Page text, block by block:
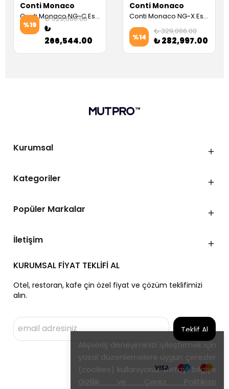
Alışveriş deneyiminizi iyileştirmek için
yasal düzenlemelere uygun çerezler
(cookies) kullanıyoruz. Detaylı bilgiye
Gizlilik ve Çerez Politikası
Conti Monaco
Conti Monaco NG-C Espresso Kahve Makinesi, Siyah (3 Gruplu, Dozaj Ayarlı) (Servis Garantili)
%19
₺ 329,066.00
₺
266,544.00
Conti Monaco
Conti Monaco NG-X Espresso Kahve Makinesi (2 Gruplu, Dozaj Ayarlı) (Servis Garantili)
%14
₺ 329,066.00
₺ 282,997.00
Kurumsal
Kategoriler
Popüler Markalar
İletişim
KURUMSAL FİYAT TEKLİFİ AL
Otel, restoran, kafe çin özel fiyat ve çözüm teklifimizi
alın.
Teklif Al